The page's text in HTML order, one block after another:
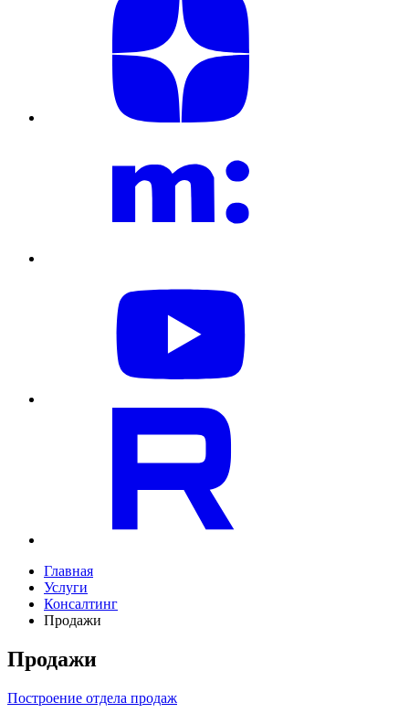
Главная
Услуги
Консалтинг
Продажи
Продажи
Построение отдела продаж